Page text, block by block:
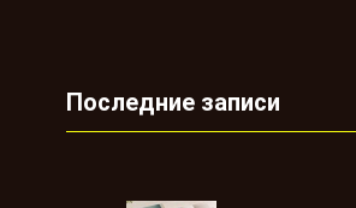
Последние записи